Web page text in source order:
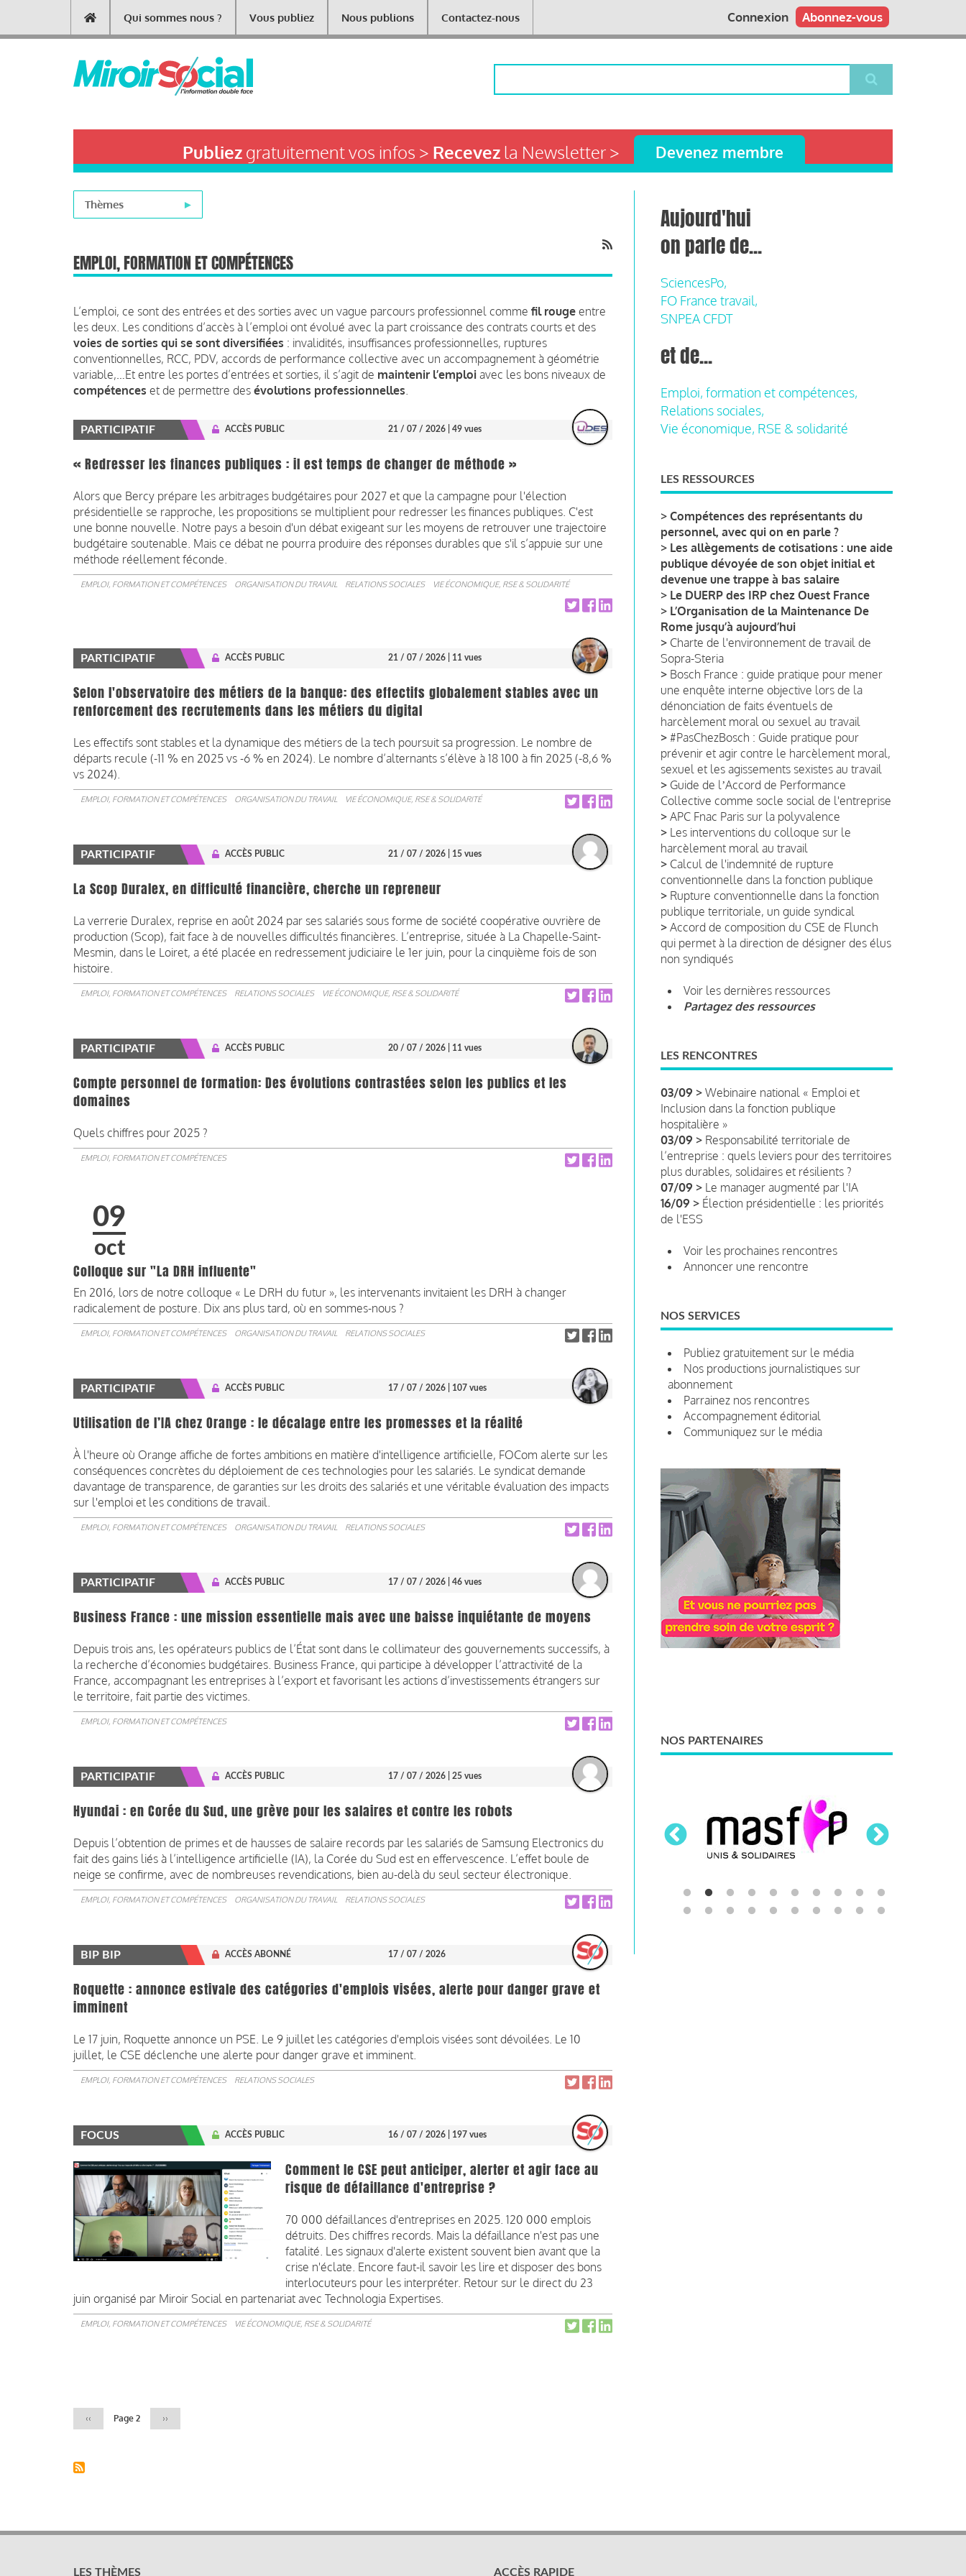
contenu
Main
navigation
Qui sommes nous ? Vous publiez Nous publions Contactez-nous Abonnez-vous
Connexion
Publiezgratuitement vos infos > Recevezla Newsletter > Devenez membre
Thèmes
EMPLOI, FORMATION ET COMPÉTENCES
L’emploi, ce sont des entrées et des sorties avec un vague parcours professionnel comme fil rouge entre
les deux. Les conditions d’accès à l’emploi ont évolué avec la part croissance des contrats courts et des
voies de sorties qui se sont diversifiées : invalidités, insuffisances professionnelles, ruptures
conventionnelles, RCC, PDV, accords de performance collective avec un accompagnement à géométrie
variable,…Et entre les portes d’entrées et sorties, il s’agit de maintenir l’emploi avec les bons niveaux de
compétences et de permettre des évolutions professionnelles.
PARTICIPATIF ACCÈS PUBLIC 21 / 07 / 2026 | 49 vues
« Redresser les finances publiques : il est temps de changer de méthode »
Alors que Bercy prépare les arbitrages budgétaires pour 2027 et que la campagne pour l'élection
présidentielle se rapproche, les propositions se multiplient pour redresser les finances publiques. C'est
une bonne nouvelle. Notre pays a besoin d'un débat exigeant sur les moyens de retrouver une trajectoire
budgétaire soutenable. Mais ce débat ne pourra produire des réponses durables que s'il s’appuie sur une
méthode réellement féconde.
EMPLOI, FORMATION ET COMPÉTENCES ORGANISATION DU TRAVAIL RELATIONS SOCIALES VIE ÉCONOMIQUE, RSE & SOLIDARITÉ
PARTICIPATIF ACCÈS PUBLIC 21 / 07 / 2026 | 11 vues
Selon l'observatoire des métiers de la banque: des effectifs globalement stables avec un
renforcement des recrutements dans les métiers du digital
Les effectifs sont stables et la dynamique des métiers de la tech poursuit sa progression. Le nombre de
départs recule (-11 % en 2025 vs -6 % en 2024). Le nombre d’alternants s’élève à 18 100 à fin 2025 (-8,6 %
vs 2024).
EMPLOI, FORMATION ET COMPÉTENCES ORGANISATION DU TRAVAIL VIE ÉCONOMIQUE, RSE & SOLIDARITÉ
PARTICIPATIF ACCÈS PUBLIC 21 / 07 / 2026 | 15 vues
La Scop Duralex, en difficulté financière, cherche un repreneur
La verrerie Duralex, reprise en août 2024 par ses salariés sous forme de société coopérative ouvrière de
production (Scop), fait face à de nouvelles difficultés financières. L’entreprise, située à La Chapelle-Saint-
Mesmin, dans le Loiret, a été placée en redressement judiciaire le 1er juin, pour la cinquième fois de son
histoire.
EMPLOI, FORMATION ET COMPÉTENCES RELATIONS SOCIALES VIE ÉCONOMIQUE, RSE & SOLIDARITÉ
PARTICIPATIF ACCÈS PUBLIC 20 / 07 / 2026 | 11 vues
Compte personnel de formation: Des évolutions contrastées selon les publics et les
domaines
Quels chiffres pour 2025 ?
EMPLOI, FORMATION ET COMPÉTENCES
09
oct
Colloque sur "La DRH influente"
En 2016, lors de notre colloque « Le DRH du futur », les intervenants invitaient les DRH à changer
radicalement de posture. Dix ans plus tard, où en sommes-nous ?
EMPLOI, FORMATION ET COMPÉTENCES ORGANISATION DU TRAVAIL RELATIONS SOCIALES
PARTICIPATIF ACCÈS PUBLIC 17 / 07 / 2026 | 107 vues
Utilisation de l’IA chez Orange : le décalage entre les promesses et la réalité
À l'heure où Orange affiche de fortes ambitions en matière d'intelligence artificielle, FOCom alerte sur les
conséquences concrètes du déploiement de ces technologies pour les salariés. Le syndicat demande
davantage de transparence, de garanties sur les droits des salariés et une véritable évaluation des impacts
sur l'emploi et les conditions de travail.
EMPLOI, FORMATION ET COMPÉTENCES ORGANISATION DU TRAVAIL RELATIONS SOCIALES
PARTICIPATIF ACCÈS PUBLIC 17 / 07 / 2026 | 46 vues
Business France : une mission essentielle mais avec une baisse inquiétante de moyens
Depuis trois ans, les opérateurs publics de l’État sont dans le collimateur des gouvernements successifs, à
la recherche d’économies budgétaires. Business France, qui participe à développer l’attractivité de la
France, accompagnant les entreprises à l’export et favorisant les actions d’investissements étrangers sur
le territoire, fait partie des victimes.
EMPLOI, FORMATION ET COMPÉTENCES
PARTICIPATIF ACCÈS PUBLIC 17 / 07 / 2026 | 25 vues
Hyundai : en Corée du Sud, une grève pour les salaires et contre les robots
Depuis l’obtention de primes et de hausses de salaire records par les salariés de Samsung Electronics du
fait des gains liés à l’intelligence artificielle (IA), la Corée du Sud est en effervescence. L’effet boule de
neige se confirme, avec de nombreuses revendications, bien au-delà du seul secteur électronique.
EMPLOI, FORMATION ET COMPÉTENCES ORGANISATION DU TRAVAIL RELATIONS SOCIALES
BIP BIP ACCÈS ABONNÉ 17 / 07 / 2026
Roquette : annonce estivale des catégories d'emplois visées, alerte pour danger grave et
imminent
Le 17 juin, Roquette annonce un PSE. Le 9 juillet les catégories d'emplois visées sont dévoilées. Le 10
juillet, le CSE déclenche une alerte pour danger grave et imminent.
EMPLOI, FORMATION ET COMPÉTENCES RELATIONS SOCIALES
FOCUS ACCÈS PUBLIC 16 / 07 / 2026 | 197 vues
Comment le CSE peut anticiper, alerter et agir face au
risque de défaillance d'entreprise ?
70 000 défaillances d'entreprises en 2025. 120 000 emplois
détruits. Des chiffres records. Mais la défaillance n'est pas une
fatalité. Les signaux d'alerte existent souvent bien avant que la
crise n'éclate. Encore faut-il savoir les lire et disposer des bons
interlocuteurs pour les interpréter. Retour sur le direct du 23
juin organisé par Miroir Social en partenariat avec Technologia Expertises.
EMPLOI, FORMATION ET COMPÉTENCES VIE ÉCONOMIQUE, RSE & SOLIDARITÉ
Page
précédente
‹‹ Page 2
Page
suivante
››
Aujourd'hui
on parle de...
SciencesPo,
FO France travail,
SNPEA CFDT
et de...
Emploi, formation et compétences,
Relations sociales,
Vie économique, RSE & solidarité
LES RESSOURCES
> Compétences des représentants du
personnel, avec qui on en parle ?
> Les allègements de cotisations : une aide
publique dévoyée de son objet initial et
devenue une trappe à bas salaire
> Le DUERP des IRP chez Ouest France
> L’Organisation de la Maintenance De
Rome jusqu’à aujourd’hui
> Charte de l'environnement de travail de
Sopra-Steria
> Bosch France : guide pratique pour mener
une enquête interne objective lors de la
dénonciation de faits éventuels de
harcèlement moral ou sexuel au travail
> #PasChezBosch : Guide pratique pour
prévenir et agir contre le harcèlement moral,
sexuel et les agissements sexistes au travail
> Guide de lʼAccord de Performance
Collective comme socle social de l'entreprise
> APC Fnac Paris sur la polyvalence
> Les interventions du colloque sur le
harcèlement moral au travail
> Calcul de l'indemnité de rupture
conventionnelle dans la fonction publique
> Rupture conventionnelle dans la fonction
publique territoriale, un guide syndical
> Accord de composition du CSE de Flunch
qui permet à la direction de désigner des élus
non syndiqués
Voir les dernières ressources
Partagez des ressources
LES RENCONTRES
03/09 > Webinaire national « Emploi et
Inclusion dans la fonction publique
hospitalière »
03/09 > Responsabilité territoriale de
l’entreprise : quels leviers pour des territoires
plus durables, solidaires et résilients ?
07/09 > Le manager augmenté par l'IA
16/09 > Élection présidentielle : les priorités
de l'ESS
Voir les prochaines rencontres
Annoncer une rencontre
NOS SERVICES
Publiez gratuitement sur le média
Nos productions journalistiques sur
abonnement
Parrainez nos rencontres
Accompagnement éditorial
Communiquez sur le média
NOS PARTENAIRES
LES THÈMES ACCÈS RAPIDE